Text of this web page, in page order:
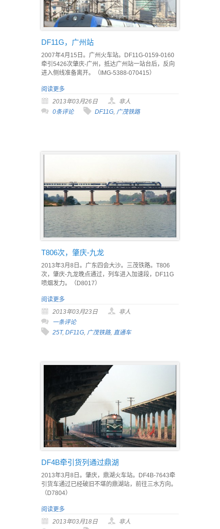
DF11G，广州站
2007年4月15日。广州火车站。DF11G-0159-0160
牵引5426次肇庆-广州，抵达广州站一站台后，反向
进入侧线准备离开。（IMG-5388-070415）
阅读更多
2013年03月26日
非人
0条评论
DF11G, 广茂铁路
T806次，肇庆-九龙
2013年3月8日。广东四会大沙。三茂铁路。T806
次，肇庆-九龙晚点通过，列车进入加速段，DF11G
喷烟发力。（D8017）
阅读更多
2013年03月23日
非人
一条评论
25T, DF11G 广茂铁路, 直通车
DF4B牵引货列通过鼎湖
2013年3月8日。肇庆，鼎湖火车站。DF4B-7643牵
引货车通过已经破旧不堪的鼎湖站，前往三水方向。
（D7804）
阅读更多
2013年03月18日
非人